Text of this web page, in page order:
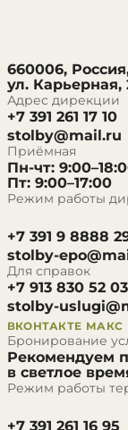
660006,
ул. Карьерная,
Адрес дирекции
+7 391 261 17 10
stolby@mail.ru
Приёмная
Пн-чт:
Пт: 9:00–17:00
Режим работы
+7 391 9 8888
stolby-
Для справок
+7 913 830 52 03
stolby-
ВКОНТАКТЕ МАКС
Бронирование
Рекомендуем
в светлое
Режим работы
+7 391 261 16 95